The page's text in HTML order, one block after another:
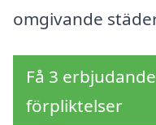
omgivande
Få 3
förpliktelser